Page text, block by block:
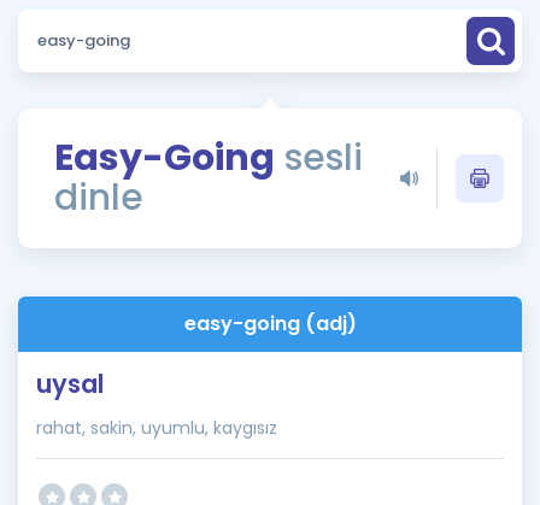
Puan Hesaplama
ÖSYM Sınav Takvimi
Kampanyalar
İngilizce Gramer
Easy-Going sesli
dinle
easy-going (adj)
uysal
rahat, sakin, uyumlu, kaygısız